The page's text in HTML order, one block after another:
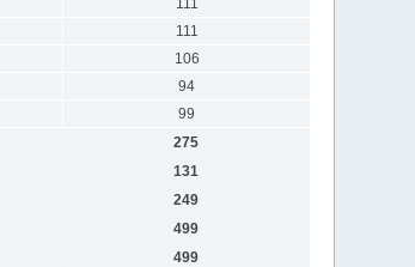
111
111
106
94
99
275
131
249
499
499